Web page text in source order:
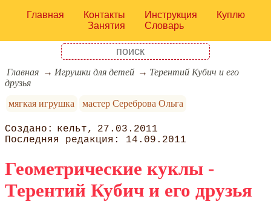
Главная Контакты Инструкция
Куплю
Занятия
Словарь
Главная Игрушки для детей
Терентий Кубич и его
друзья
мягкая игрушка
мастер Сереброва Ольга
кельт
27.03.2011
14.09.2011
Геометрические куклы -
Терентий Кубич и его друзья